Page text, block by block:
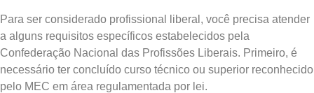
Para ser considerado profissional liberal, você precisa atender
a alguns requisitos específicos estabelecidos pela
Confederação Nacional das Profissões Liberais. Primeiro, é
necessário ter concluído curso técnico ou superior reconhecido
pelo MEC em área regulamentada por lei.